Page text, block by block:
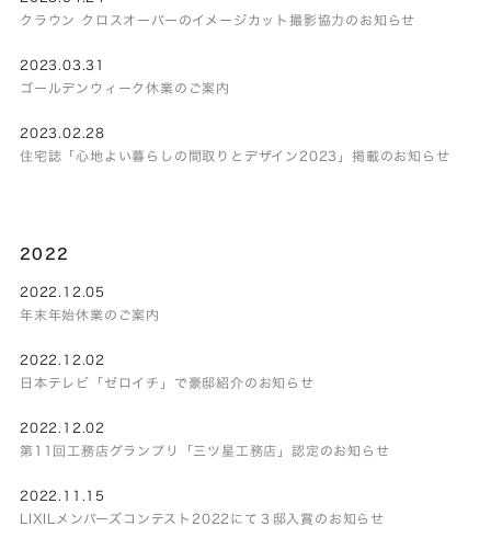
クラウン クロスオーバーのイメージカット撮影協力のお知らせ
2023.03.31
ゴールデンウィーク休業のご案内
2023.02.28
住宅誌「心地よい暮らしの間取りとデザイン2023」掲載のお知らせ
2022
2022.12.05
年末年始休業のご案内
2022.12.02
日本テレビ「ゼロイチ」で豪邸紹介のお知らせ
2022.12.02
第11回工務店グランプリ「三ツ星工務店」認定のお知らせ
2022.11.15
LIXILメンバーズコンテスト2022にて３邸入賞のお知らせ